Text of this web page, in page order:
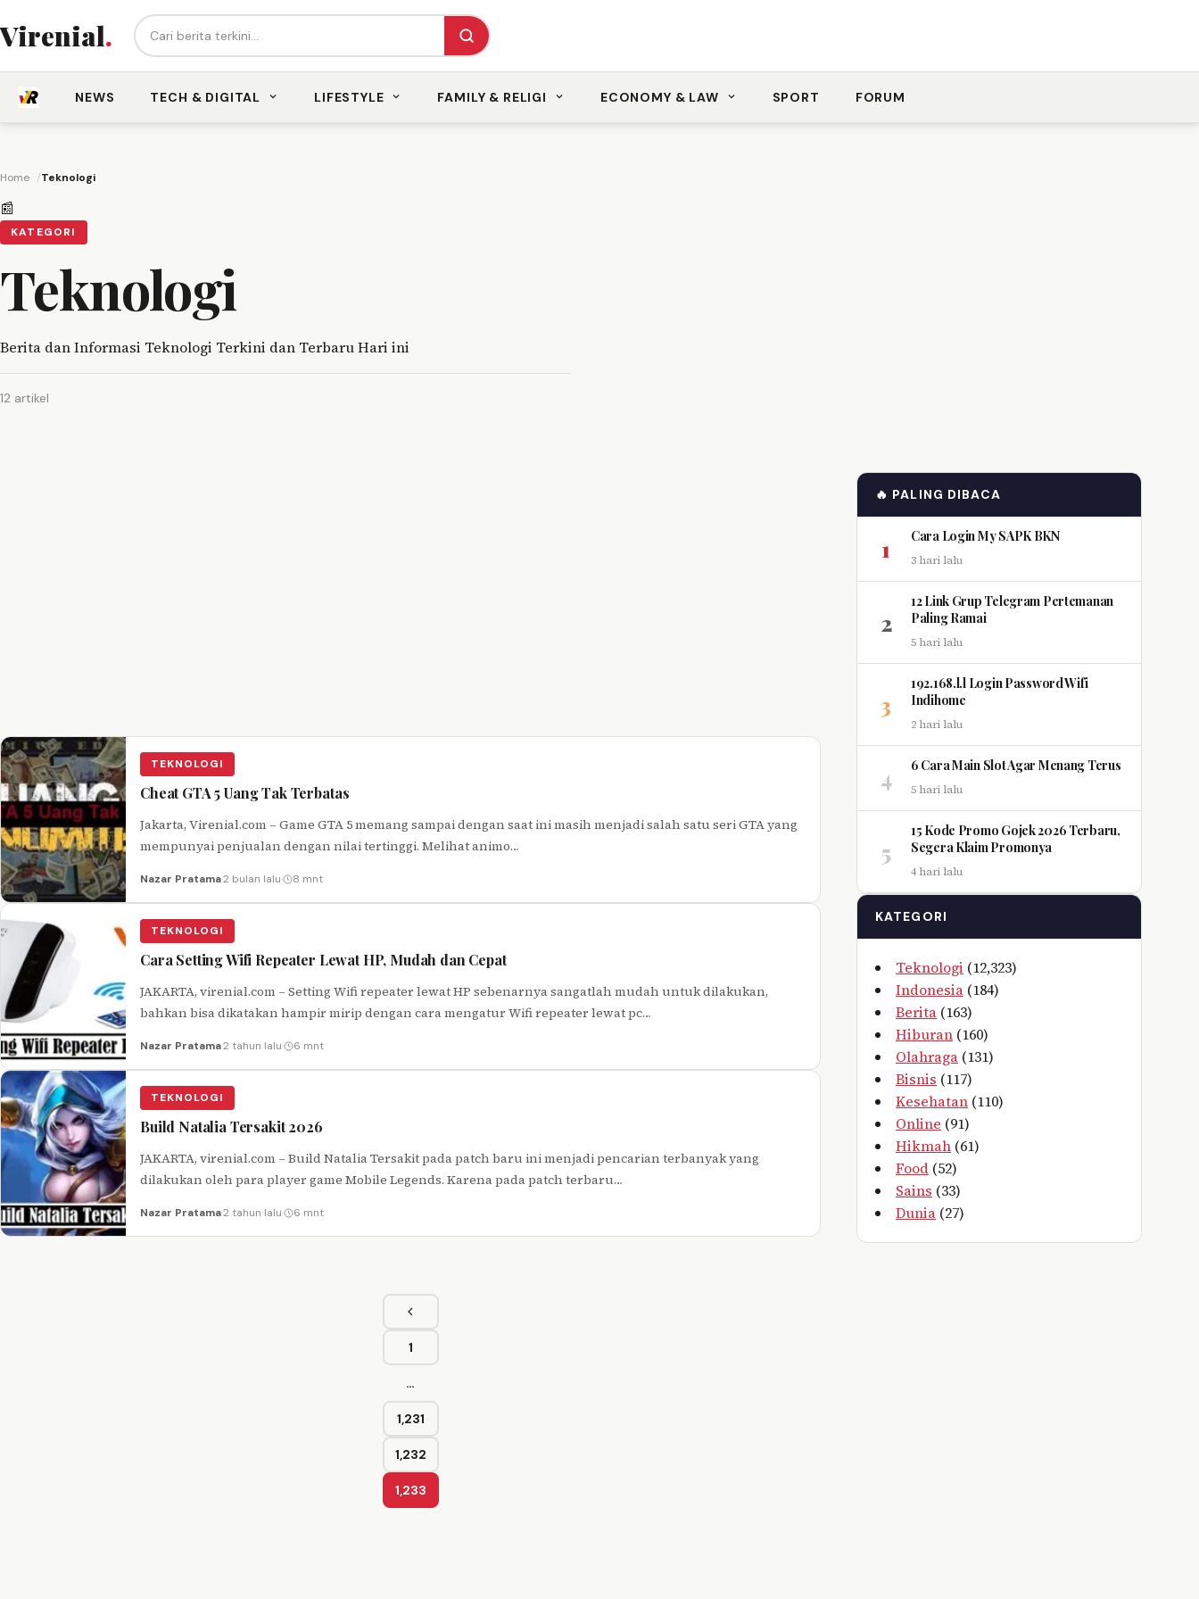
Virenial. Cari berita...
NEWS TECH & DIGITAL LIFESTYLE FAMILY & RELIGI ECONOMY & LAW SPORT FORUM
Home Teknologi
📰
KATEGORI
Teknologi
Berita dan Informasi Teknologi Terkini dan Terbaru Hari ini
12 artikel
TEKNOLOGI
Cheat GTA 5 Uang Tak Terbatas
Jakarta, Virenial.com – Game GTA 5 memang sampai dengan saat ini masih menjadi salah satu seri GTA yang
mempunyai penjualan dengan nilai tertinggi. Melihat animo…
Nazar Pratama·2 bulan lalu· 8 mnt
TEKNOLOGI
Cara Setting Wifi Repeater Lewat HP, Mudah dan Cepat
JAKARTA, virenial.com – Setting Wifi repeater lewat HP sebenarnya sangatlah mudah untuk dilakukan,
bahkan bisa dikatakan hampir mirip dengan cara mengatur Wifi repeater lewat pc…
Nazar Pratama·2 tahun lalu· 6 mnt
TEKNOLOGI
Build Natalia Tersakit 2026
JAKARTA, virenial.com – Build Natalia Tersakit pada patch baru ini menjadi pencarian terbanyak yang
dilakukan oleh para player game Mobile Legends. Karena pada patch terbaru…
Nazar Pratama·2 tahun lalu· 6 mnt
Sebelumnya
Halaman
1
…
Halaman
1,231
Halaman
1,232
Halaman
1,233
🔥 PALING DIBACA
1 Cara Login My SAPK BKN
3 hari lalu
2
12 Link Grup Telegram Pertemanan
Paling Ramai
5 hari lalu
3
192.168.l.l Login Password Wifi
Indihome
2 hari lalu
4 6 Cara Main Slot Agar Menang Terus
5 hari lalu
5
15 Kode Promo Gojek 2026 Terbaru,
Segera Klaim Promonya
4 hari lalu
KATEGORI
Teknologi (12,323)
Indonesia (184)
Berita (163)
Hiburan (160)
Olahraga (131)
Bisnis (117)
Kesehatan (110)
Online (91)
Hikmah (61)
Food (52)
Sains (33)
Dunia (27)